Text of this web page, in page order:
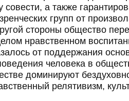
совести, а также
групп от
стороны общество
нравственном
от поддержания
человека в
доминируют
релятивизм,